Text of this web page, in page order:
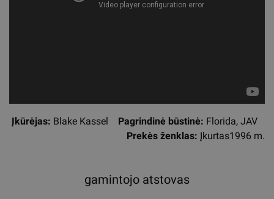
Įkūrėjas: Blake Kassel Pagrindinė būstinė: Florida, JAV
Prekės ženklas: Įkurtas1996 m.
gamintojo atstovas